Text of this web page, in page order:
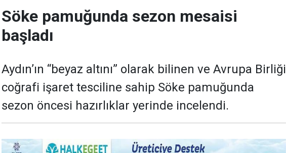
Söke pamuğunda sezon mesaisi
başladı
Aydın’ın “beyaz altını” olarak bilinen ve Avrupa Birliği
coğrafi işaret tesciline sahip Söke pamuğunda
sezon öncesi hazırlıklar yerinde incelendi.